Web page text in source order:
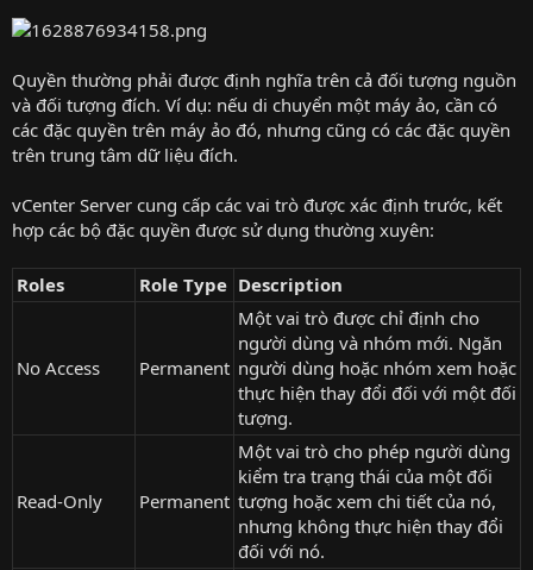
Quyền thường phải được định nghĩa trên cả đối tượng nguồn
và đối tượng đích. Ví dụ: nếu di chuyển một máy ảo, cần có
các đặc quyền trên máy ảo đó, nhưng cũng có các đặc quyền
trên trung tâm dữ liệu đích.
vCenter Server cung cấp các vai trò được xác định trước, kết
hợp các bộ đặc quyền được sử dụng thường xuyên:
Roles Role Type Description
No Access Permanent
Một vai trò được chỉ định cho
người dùng và nhóm mới. Ngăn
người dùng hoặc nhóm xem hoặc
thực hiện thay đổi đối với một đối
tượng.
Read-Only Permanent
Một vai trò cho phép người dùng
kiểm tra trạng thái của một đối
tượng hoặc xem chi tiết của nó,
nhưng không thực hiện thay đổi
đối với nó.